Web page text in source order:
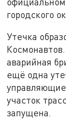
городского
Утечка
аварийная
ещё одна
участок
запущена.